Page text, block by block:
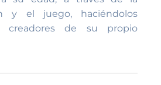
y el juego, haciéndolos
creadores de su propio